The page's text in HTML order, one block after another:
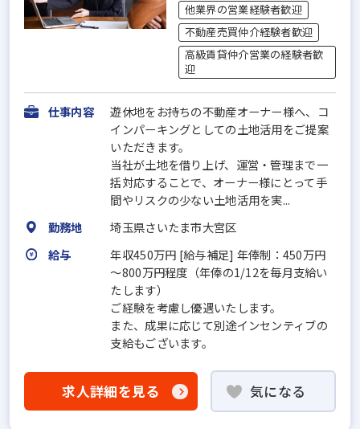
他業界の営業経験者歓迎
不動産売買仲介経験者歓迎
高級賃貸仲介営業の経験者歓
迎
仕事内容
遊休地をお持ちの不動産オーナー様へ、コ
インパーキングとしての土地活用をご提案
いただきます。
当社が土地を借り上げ、運営・管理まで一
括対応することで、オーナー様にとって手
間やリスクの少ない土地活用を実...
勤務地
埼玉県さいたま市大宮区
給与
年収450万円 [給与補足] 年俸制：450万円
～800万円程度（年俸の1/12を毎月支給い
たします）
ご経験を考慮し優遇いたします。
また、成果に応じて別途インセンティブの
支給もございます。
求人詳細を見る 気になる